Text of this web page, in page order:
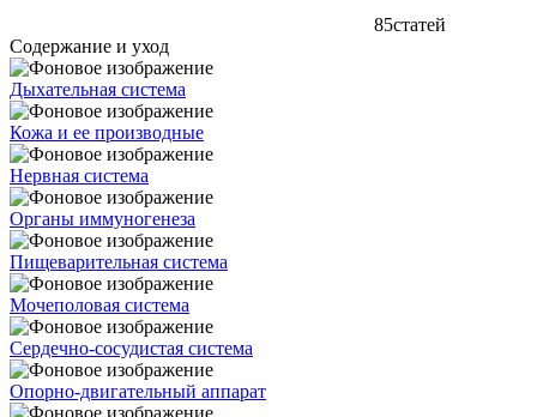
85статей
Содержание и уход
Дыхательная система
Кожа и ее производные
Нервная система
Органы иммуногенеза
Пищеварительная система
Мочеполовая система
Сердечно-сосудистая система
Опорно-двигательный аппарат